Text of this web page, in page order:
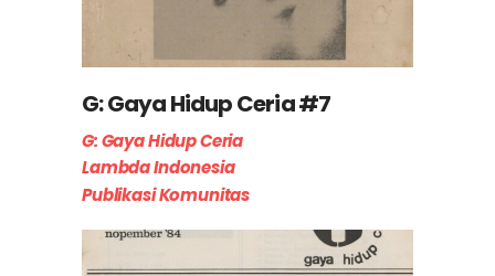
G: Gaya Hidup Ceria #7
G: Gaya Hidup Ceria
Lambda Indonesia
Publikasi Komunitas